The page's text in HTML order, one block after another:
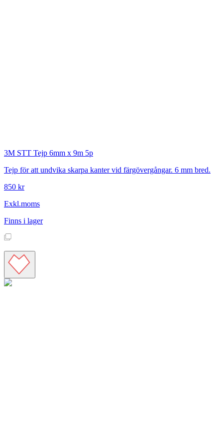
3M STT Tejp 6mm x 9m 5p
Tejp för att undvika skarpa kanter vid färgövergångar. 6 mm bred.
850 kr
Exkl.moms
Finns i lager